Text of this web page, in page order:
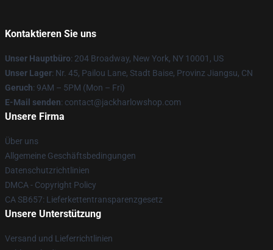
Kontaktieren Sie uns
Unser Hauptbüro: 204 Broadway, New York, NY 10001, US
Unser Lager: Nr. 45, Pailou Lane, Stadt Baise, Provinz Jiangsu, CN
Geruch: 9AM – 5PM (Mon – Fri)
E-Mail senden: contact@jackharlowshop.com
Unsere Firma
Über uns
Allgemeine Geschäftsbedingungen
Datenschutzrichtlinien
DMCA - Copyright Policy
CA SB657: Lieferkettentransparenzgesetz
Unsere Unterstützung
Versand und Lieferrichtlinien